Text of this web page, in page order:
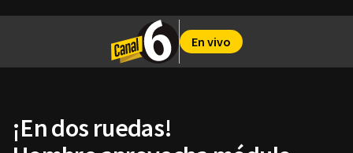
En vivo
¡En dos ruedas!